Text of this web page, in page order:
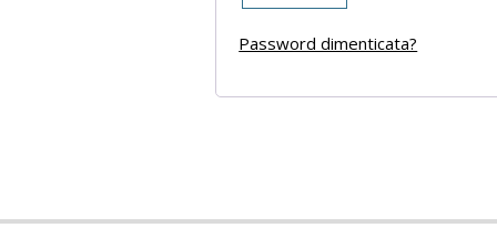
Password dimenticata?
05-